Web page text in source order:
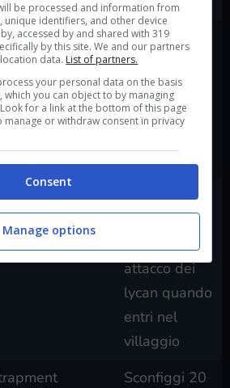
contro Golia
Sconfiggi
Uriaș durante
il primo
attacco dei
villaggio
Sconfiggi 30
lycan durante
attacco dei
lycan quando
entri nel
villaggio
Sconfiggi 20
be processed and information from
unique identifiers, and other device
accessed by and shared with 319
by this site. We and our partners
data. List of partners.
your personal data on the basis
which you can object to by managing
for a link at the bottom of this page
manage or withdraw consent in privacy
Consent
Manage options